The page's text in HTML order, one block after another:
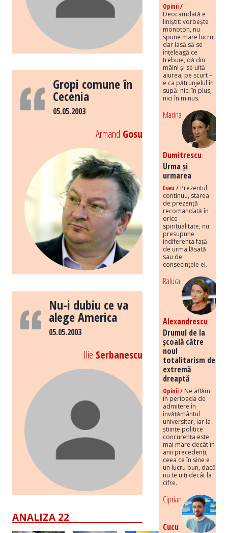
Gropi comune în
Cecenia
05.05.2003
Armand Gosu
Nu-i dubiu ce va
alege America
05.05.2003
Ilie Serbanescu
ANALIZA 22
Opinii /
Deocamdată e
liniștit: vorbește
monoton, nu
spune mare lucru,
dar lasă să se
înțeleagă ce
trebuie, dă din
mâini și se uită
aiurea; pe scurt –
e ca pătrunjelul în
supă: nici în plus,
nici în minus.
Marina
Dumitrescu
Urma și
urmarea
Eseu / Prezentul
continuu, starea
de prezență
recomandată în
orice
spiritualitate, nu
presupune
indiferența față
de urma lăsată
sau de
consecințele ei.
Raluca
Alexandrescu
Drumul de la
școală către
noul
totalitarism de
extremă
dreaptă
Opinii / Ne aflăm
în perioada de
admitere în
învățământul
universitar, iar la
științe politice
concurența este
mai mare decât în
anii precedenți,
ceea ce în sine e
un lucru bun, dacă
nu te uiți decât la
cifre.
Ciprian
Cucu